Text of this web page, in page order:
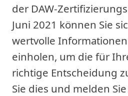
der DAW-
Juni 2021 können Sie
wertvolle Informationen
einholen, um die für
richtige Entscheidung
Sie dies und melden